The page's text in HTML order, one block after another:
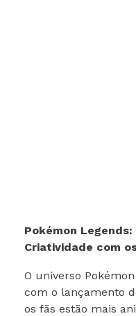
Pokémon
Criatividade com
O universo
com o lançamento
os fãs estão mais